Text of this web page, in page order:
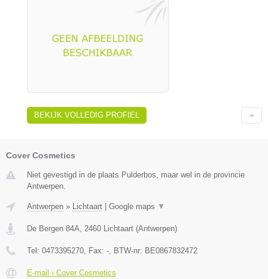
BEKIJK VOLLEDIG PROFIEL
Cover Cosmetics
Niet gevestigd in de plaats Pulderbos, maar wel in de provincie
Antwerpen.
Antwerpen » Lichtaart Google maps ▼
De Bergen 84A, 2460 Lichtaart (Antwerpen)
Tel: 0473395270, Fax: -, BTW-nr: BE0867832472
E-mail › Cover Cosmetics